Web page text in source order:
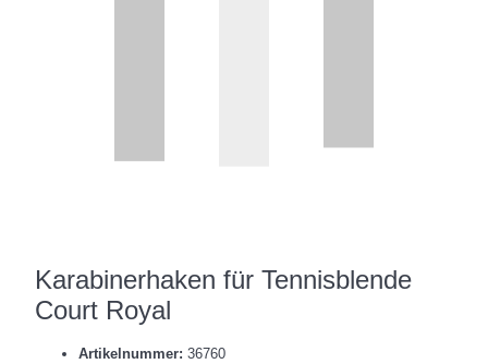
Karabinerhaken für Tennisblende
Court Royal
Artikelnummer: 36760